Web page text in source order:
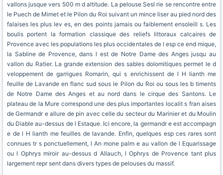
vallons jusque vers 500 m d altitude. La pelouse Sesl rie se rencontre entre
le Puech de Mimet et le Pilon du Roi suivant un mince liser au pied nord des
falaises les plus lev es, en des points jamais ou faiblement ensoleill s. Les
boulis portent la formation classique des reliefs littoraux calcaires de
Provence avec les populations les plus occidentales de l esp ce end mique,
la Sabline de Provence, dans l est de Notre Dame des Anges jusqu au
vallon du Ratier. La grande extension des sables dolomitiques permet le d
veloppement de garrigues Romarin, qui s enrichissent de l H lianth me
feuille de Lavande en flanc sud sous le Pilon du Roi ou sous les b timents
de Notre Dame des Anges et au nord dans le cirque des Santons. Le
plateau de la Mure correspond une des plus importantes localit s fran aises
de Germandr e allure de pin avec celle du secteur du Marinier et du Moulin
du Diable au-dessus de l Estaque. Ici encore, la germandr e est accompagn
e de l H lianth me feuilles de lavande. Enfin, quelques esp ces rares sont
connues tr s ponctuellement, l An mone palm e au vallon de l Equarissage
ou l Ophrys miroir au-dessus d Allauch, l Ophrys de Provence tant plus
largement repr sent dans divers types de pelouses du massif.